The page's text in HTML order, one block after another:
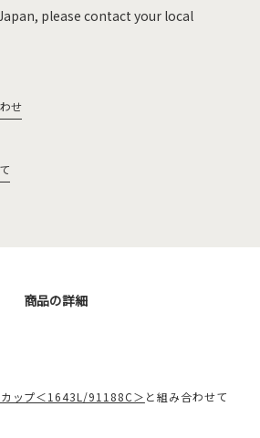
please contact your local
せ
商品の詳細
ップ＜1643L/91188C＞ と組み合わせて